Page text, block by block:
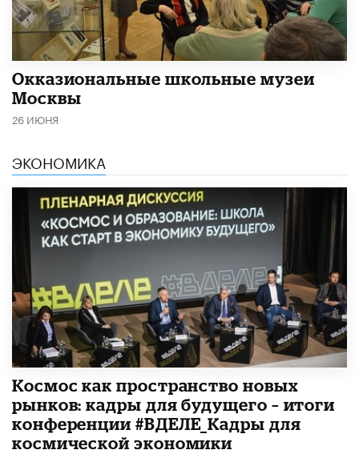
​Окказиональные школьные музеи
Москвы
26 ИЮНЯ
ЭКОНОМИКА
Космос как пространство новых
рынков: кадры для будущего – итоги
конференции #ВДЕЛЕ_Кадры для
космической экономики